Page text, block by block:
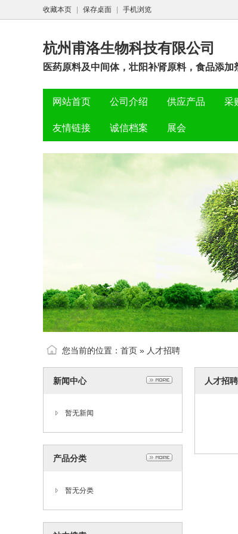
收藏本页 保存桌面 手机浏览
杭州甫洛生物科技有限公司
医药原料及中间体，壮阳补肾原料，食品添
网站首页 公司介绍 供应产品 采
友情链接 诚信档案 展会
您当前的位置： 首页 » 人才招聘
新闻中心
暂无新闻
产品分类
暂无分类
人才招聘